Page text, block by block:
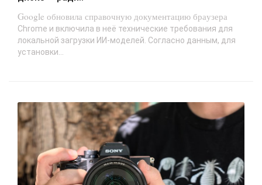
Google обновила справочную документацию браузера
Chrome и включила в неё технические требования для
локальной загрузки ИИ-моделей. Согласно данным, для
установки...